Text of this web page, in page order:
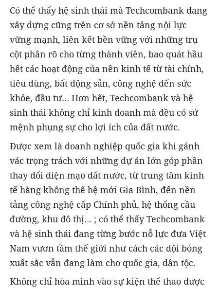
Có thể thấy hệ sinh thái mà Techcombank đang
xây dựng cũng trên cơ sở nền tảng nội lực
vững mạnh, liên kết bền vững với những trụ
cột phân rõ cho từng thành viên, bao quát hầu
hết các hoạt động của nền kinh tế từ tài chính,
tiêu dùng, bất động sản, công nghệ đến sức
khỏe, đầu tư… Hơn hết, Techcombank và hệ
sinh thái không chỉ kinh doanh mà đều có sứ
mệnh phụng sự cho lợi ích của đất nước.
Được xem là doanh nghiệp quốc gia khi gánh
vác trọng trách với những dự án lớn góp phần
thay đổi diện mạo đất nước, từ trung tâm kinh
tế hàng không thế hệ mới Gia Bình, đến nền
tảng công nghệ cấp Chính phủ, hệ thống cầu
đường, khu đô thị… ; có thể thấy Techcombank
và hệ sinh thái đang từng bước nỗ lực đưa Việt
Nam vươn tầm thế giới như cách các đội bóng
xuất sắc vẫn đang làm cho quốc gia, dân tộc.
Không chỉ hòa mình vào sự kiện thể thao được